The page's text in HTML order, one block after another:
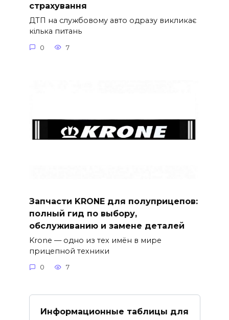
страхування
ДТП на службовому авто одразу викликає
кілька питань
0 7
Запчасти KRONE для полуприцепов:
полный гид по выбору,
обслуживанию и замене деталей
Krone — одно из тех имён в мире
прицепной техники
0 7
Информационные таблицы для